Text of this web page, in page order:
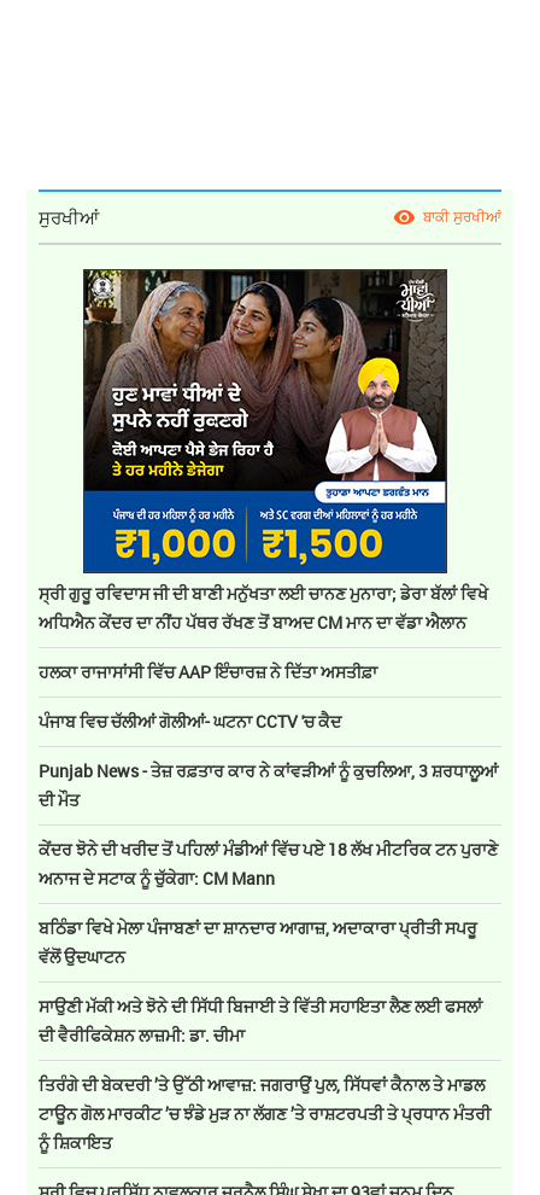
ਸੁਰਖੀਆਂ ਬਾਕੀ ਸੁਰਖੀਆਂ
ਸ੍ਰੀ ਗੁਰੂ ਰਵਿਦਾਸ ਜੀ ਦੀ ਬਾਣੀ ਮਨੁੱਖਤਾ ਲਈ ਚਾਨਣ ਮੁਨਾਰਾ; ਡੇਰਾ ਬੱਲਾਂ ਵਿਖੇ
ਅਧਿਐਨ ਕੇਂਦਰ ਦਾ ਨੀਂਹ ਪੱਥਰ ਰੱਖਣ ਤੋਂ ਬਾਅਦ CM ਮਾਨ ਦਾ ਵੱਡਾ ਐਲਾਨ
ਹਲਕਾ ਰਾਜਾਸਾਂਸੀ ਵਿੱਚ AAP ਇੰਚਾਰਜ਼ ਨੇ ਦਿੱਤਾ ਅਸਤੀਫ਼ਾ
ਪੰਜਾਬ ਵਿਚ ਚੱਲੀਆਂ ਗੋਲੀਆਂ- ਘਟਨਾ CCTV 'ਚ ਕੈਦ
Punjab News - ਤੇਜ਼ ਰਫ਼ਤਾਰ ਕਾਰ ਨੇ ਕਾਂਵੜੀਆਂ ਨੂੰ ਕੁਚਲਿਆ, 3 ਸ਼ਰਧਾਲੂਆਂ
ਦੀ ਮੌਤ
ਕੇਂਦਰ ਝੋਨੇ ਦੀ ਖਰੀਦ ਤੋਂ ਪਹਿਲਾਂ ਮੰਡੀਆਂ ਵਿੱਚ ਪਏ 18 ਲੱਖ ਮੀਟਰਿਕ ਟਨ ਪੁਰਾਣੇ
ਅਨਾਜ ਦੇ ਸਟਾਕ ਨੂੰ ਚੁੱਕੇਗਾ: CM Mann
ਬਠਿੰਡਾ ਵਿਖੇ ਮੇਲਾ ਪੰਜਾਬਣਾਂ ਦਾ ਸ਼ਾਨਦਾਰ ਆਗਾਜ਼, ਅਦਾਕਾਰਾ ਪ੍ਰੀਤੀ ਸਪਰੂ
ਵੱਲੋਂ ਉਦਘਾਟਨ
ਸਾਉਣੀ ਮੱਕੀ ਅਤੇ ਝੋਨੇ ਦੀ ਸਿੱਧੀ ਬਿਜਾਈ ਤੇ ਵਿੱਤੀ ਸਹਾਇਤਾ ਲੈਣ ਲਈ ਫਸਲਾਂ
ਦੀ ਵੈਰੀਫਿਕੇਸ਼ਨ ਲਾਜ਼ਮੀ: ਡਾ. ਚੀਮਾ
ਤਿਰੰਗੇ ਦੀ ਬੇਕਦਰੀ ’ਤੇ ਉੱਠੀ ਆਵਾਜ਼: ਜਗਰਾਉਂ ਪੁਲ, ਸਿੱਧਵਾਂ ਕੈਨਾਲ ਤੇ ਮਾਡਲ
ਟਾਊਨ ਗੋਲ ਮਾਰਕੀਟ ’ਚ ਝੰਡੇ ਮੁੜ ਨਾ ਲੱਗਣ ’ਤੇ ਰਾਸ਼ਟਰਪਤੀ ਤੇ ਪ੍ਰਧਾਨ ਮੰਤਰੀ
ਨੂੰ ਸ਼ਿਕਾਇਤ